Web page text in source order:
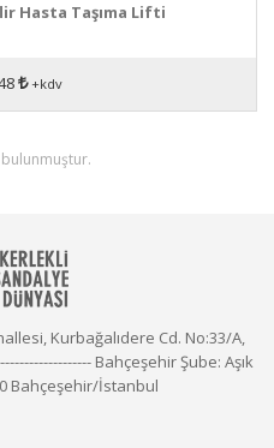
Hasta Taşıma Lifti
+kdv
Kurbağalıdere Cd. No:33/A,
Bahçeşehir Şube: Aşık
Bahçeşehir/İstanbul